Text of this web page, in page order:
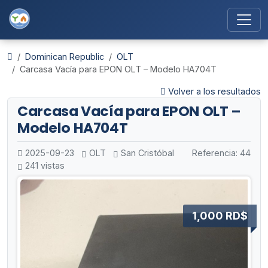
Dominican Republic
OLT
Carcasa Vacía para EPON OLT – Modelo HA704T
Volver a los resultados
Carcasa Vacía para EPON OLT –
Modelo HA704T
2025-09-23 OLT
San Cristóbal
241 vistas
Referencia: 44
1,000 RD$